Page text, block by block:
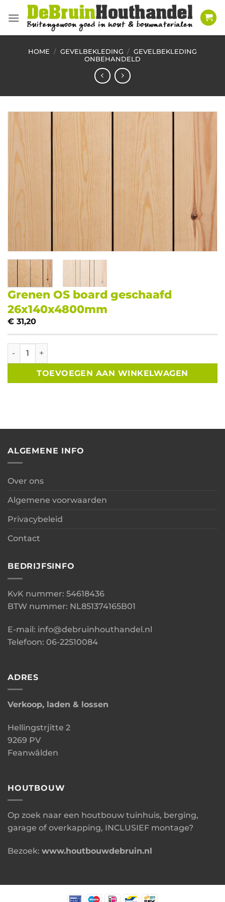
naar
HOME / GEVELBEKLEDING / GEVELBEKLEDING
ONBEHANDELD
Grenen OS board geschaafd
26x140x4800mm
€ 31,20
Grenen OS board geschaafd 26x140x4800mm aantal
TOEVOEGEN AAN WINKELWAGEN
ALGEMENE INFO
Over ons
Algemene voorwaarden
Privacybeleid
Contact
BEDRIJFSINFO
KvK nummer: 54618436
BTW nummer: NL851374165B01
E-mail: info@debruinhouthandel.nl
Telefoon: 06-22510084
ADRES
Verkoop, laden & lossen
Hellingstrjitte 2
9269 PV
Feanwâlden
HOUTBOUW
Op zoek naar een houtbouw tuinhuis, berging,
garage of overkapping, INCLUSIEF montage?
Bezoek: www.houtbouwdebruin.nl